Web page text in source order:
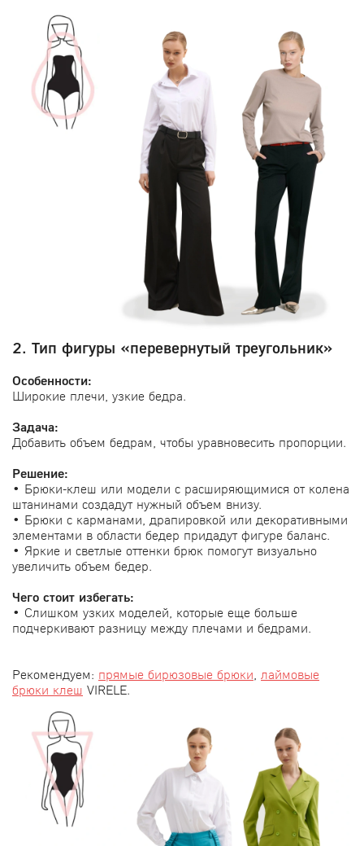
2. Тип фигуры «перевернутый треугольник»
Особенности:
Широкие плечи, узкие бедра.
Задача:
Добавить объем бедрам, чтобы уравновесить пропорции.
Решение:
• Брюки-клеш или модели с расширяющимися от колена
штанинами создадут нужный объем внизу.
• Брюки с карманами, драпировкой или декоративными
элементами в области бедер придадут фигуре баланс.
• Яркие и светлые оттенки брюк помогут визуально
увеличить объем бедер.
Чего стоит избегать:
• Слишком узких моделей, которые еще больше
подчеркивают разницу между плечами и бедрами.
Рекомендуем: прямые бирюзовые брюки лаймовые
брюки клеш VIRELE.